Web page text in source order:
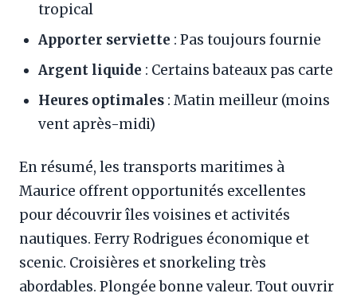
tropical
Apporter serviette : Pas toujours fournie
Argent liquide : Certains bateaux pas carte
Heures optimales : Matin meilleur (moins
vent après-midi)
En résumé, les transports maritimes à
Maurice offrent opportunités excellentes
pour découvrir îles voisines et activités
nautiques. Ferry Rodrigues économique et
scenic. Croisières et snorkeling très
abordables. Plongée bonne valeur. Tout ouvrir